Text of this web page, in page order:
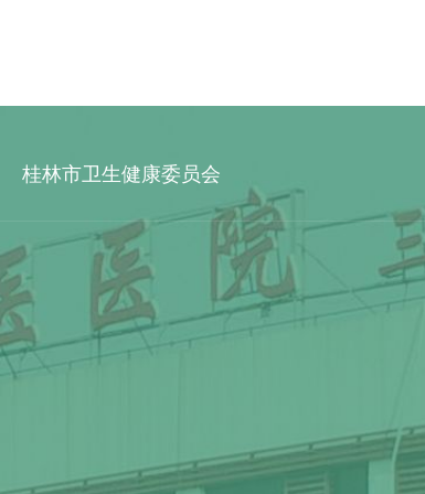
桂林市卫生健康委员会